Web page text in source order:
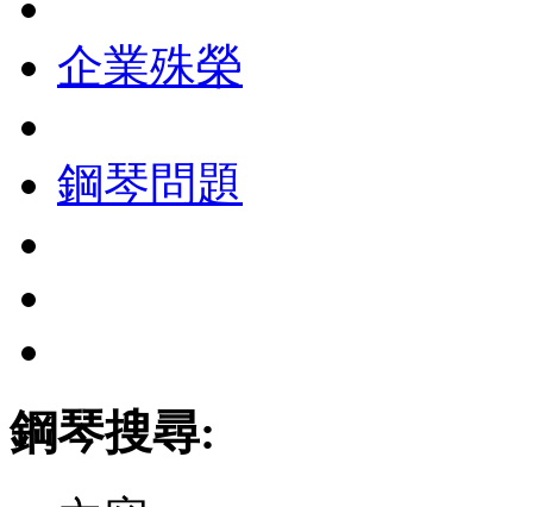
企業殊榮
鋼琴問題
鋼琴搜尋: